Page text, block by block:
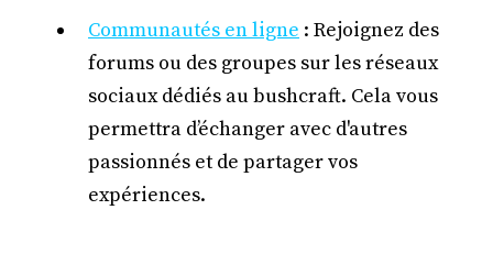
Communautés en ligne : Rejoignez des
forums ou des groupes sur les réseaux
sociaux dédiés au bushcraft. Cela vous
permettra d’échanger avec d'autres
passionnés et de partager vos
expériences.